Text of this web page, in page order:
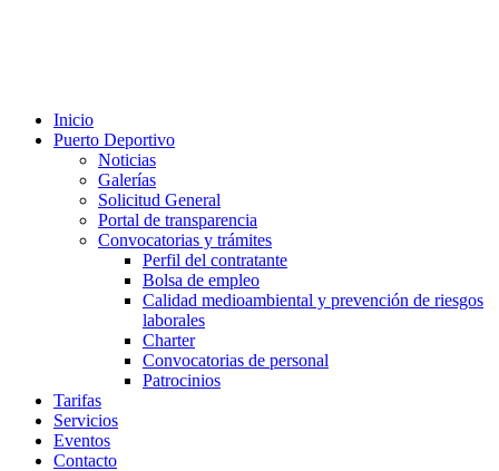
Inicio
Puerto Deportivo
Noticias
Galerías
Solicitud General
Portal de transparencia
Convocatorias y trámites
Perfil del contratante
Bolsa de empleo
Calidad medioambiental y prevención de riesgos
laborales
Charter
Convocatorias de personal
Patrocinios
Tarifas
Servicios
Eventos
Contacto